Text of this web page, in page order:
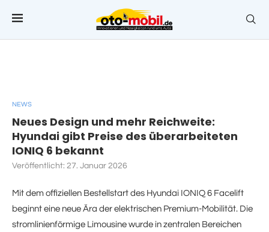
NEWS
Neues Design und mehr Reichweite:
Hyundai gibt Preise des überarbeiteten
IONIQ 6 bekannt
Veröffentlicht: 27. Januar 2026
Mit dem offiziellen Bestellstart des Hyundai IONIQ 6 Facelift
beginnt eine neue Ära der elektrischen Premium-Mobilität. Die
stromlinienförmige Limousine wurde in zentralen Bereichen